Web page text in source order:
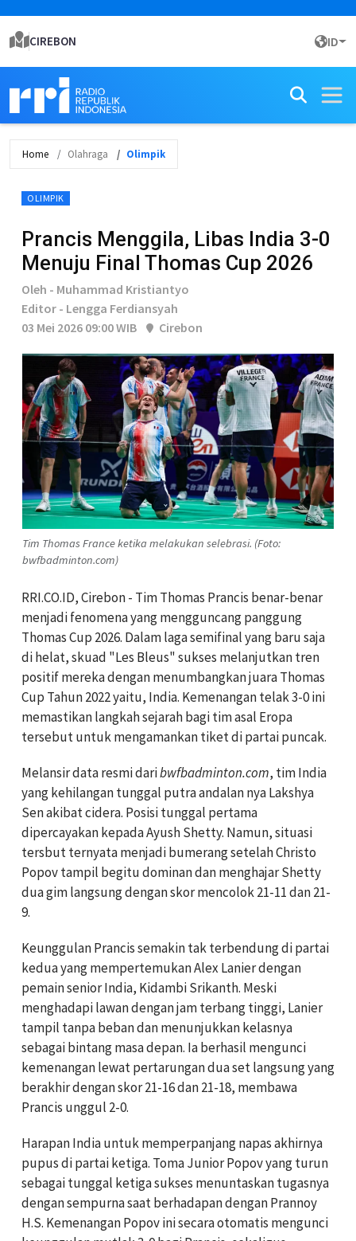
CIREBON ID
Home Olahraga Olimpik
OLIMPIK
Prancis Menggila, Libas India 3-0
Menuju Final Thomas Cup 2026
Oleh - Muhammad Kristiantyo
Editor - Lengga Ferdiansyah
03 Mei 2026 09:00 WIB
Cirebon
Tim Thomas France ketika melakukan selebrasi. (Foto:
bwfbadminton.com)
RRI.CO.ID, Cirebon - Tim Thomas Prancis benar-benar
menjadi fenomena yang mengguncang panggung
Thomas Cup 2026. Dalam laga semifinal yang baru saja
di helat, skuad "Les Bleus" sukses melanjutkan tren
positif mereka dengan menumbangkan juara Thomas
Cup Tahun 2022 yaitu, India. Kemenangan telak 3-0 ini
memastikan langkah sejarah bagi tim asal Eropa
tersebut untuk mengamankan tiket di partai puncak.
Melansir data resmi daribwfbadminton.com, tim India
yang kehilangan tunggal putra andalan nya Lakshya
Sen akibat cidera. Posisi tunggal pertama
dipercayakan kepada Ayush Shetty. Namun, situasi
tersbut ternyata menjadi bumerang setelah Christo
Popov tampil begitu dominan dan menghajar Shetty
dua gim langsung dengan skor mencolok 21-11 dan 21-
9.
Keunggulan Prancis semakin tak terbendung di partai
kedua yang mempertemukan Alex Lanier dengan
pemain senior India, Kidambi Srikanth. Meski
menghadapi lawan dengan jam terbang tinggi, Lanier
tampil tanpa beban dan menunjukkan kelasnya
sebagai bintang masa depan. Ia berhasil mengunci
kemenangan lewat pertarungan dua set langsung yang
berakhir dengan skor 21-16 dan 21-18, membawa
Prancis unggul 2-0.
Harapan India untuk memperpanjang napas akhirnya
pupus di partai ketiga. Toma Junior Popov yang turun
sebagai tunggal ketiga sukses menuntaskan tugasnya
dengan sempurna saat berhadapan dengan Prannoy
H.S. Kemenangan Popov ini secara otomatis mengunci